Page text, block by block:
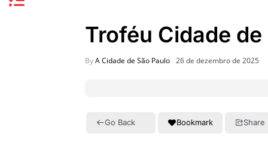
Troféu Cidade de
ByA Cidade de São Paulo 26 de dezembro de 2025
Go Back Bookmark Share